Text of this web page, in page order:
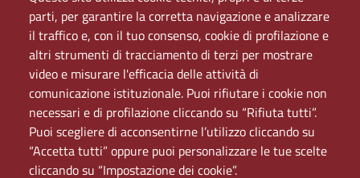
parti, per garantire la corretta navigazione e analizzare
il traffico e, con il tuo consenso, cookie di profilazione e
altri strumenti di tracciamento di terzi per mostrare
video e misurare l'efficacia delle attività di
comunicazione istituzionale. Puoi rifiutare i cookie non
necessari e di profilazione cliccando su “Rifiuta tutti”.
Puoi scegliere di acconsentirne l’utilizzo cliccando su
“Accetta tutti” oppure puoi personalizzare le tue scelte
cliccando su “Impostazione dei cookie”.
PEC
Rete Wi-Fi Eduroam
Servizio Proxy
Guida all’uso del portale